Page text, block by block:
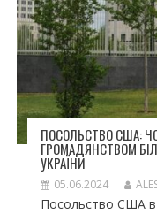
ПОСОЛЬСТВО США:
ГРОМАДЯНСТВОМ
УКРАЇНИ
05.06.2024
Посольство США в